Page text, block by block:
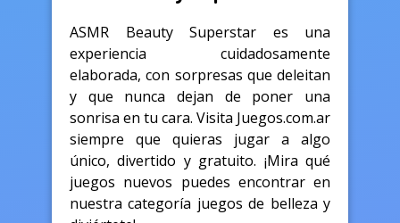
ASMR Beauty Superstar es una
experiencia cuidadosamente
elaborada, con sorpresas que deleitan
y que nunca dejan de poner una
sonrisa en tu cara. Visita Juegos.com.ar
siempre que quieras jugar a algo
único, divertido y gratuito. ¡Mira qué
juegos nuevos puedes encontrar en
nuestra categoría juegos de belleza y